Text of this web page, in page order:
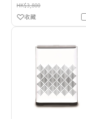
HK$3,800
收藏